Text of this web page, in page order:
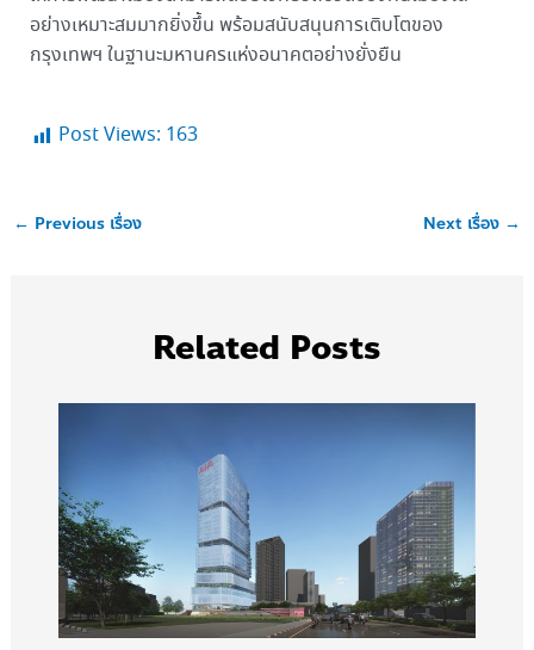
อย่างเหมาะสมมากยิ่งขึ้น พร้อมสนับสนุนการเติบโตของ
กรุงเทพฯ ในฐานะมหานครแห่งอนาคตอย่างยั่งยืน
Post Views: 163
← Previous เรื่อง Next เรื่อง →
Related Posts